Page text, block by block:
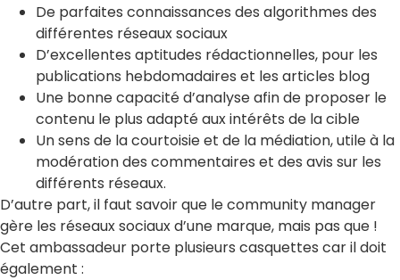
De parfaites connaissances des algorithmes des
différentes réseaux sociaux
D’excellentes aptitudes rédactionnelles, pour les
publications hebdomadaires et les articles blog
Une bonne capacité d’analyse afin de proposer le
contenu le plus adapté aux intérêts de la cible
Un sens de la courtoisie et de la médiation, utile à la
modération des commentaires et des avis sur les
différents réseaux.
D’autre part, il faut savoir que le community manager
gère les réseaux sociaux d’une marque, mais pas que !
Cet ambassadeur porte plusieurs casquettes car il doit
également :